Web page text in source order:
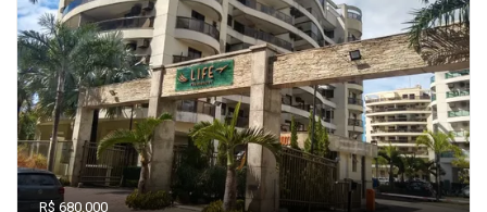
R$ 680.000